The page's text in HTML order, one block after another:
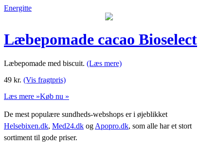
Energitte
Læbepomade cacao Bioselect
Læbepomade med biscuit. (Læs mere)
49 kr. (Vis fragtpris)
Læs mere »Køb nu »
De mest populære sundheds-webshops er i øjeblikket
Helsebixen.dk, Med24.dk og Apopro.dk, som alle har et stort
sortiment til gode priser.